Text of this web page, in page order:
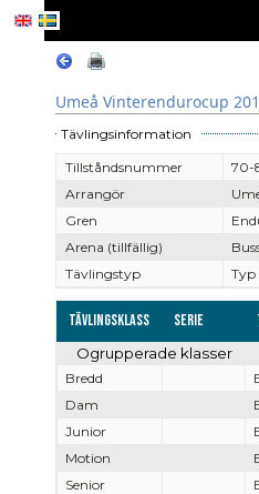
Umeå Vinterendurocup
Tävlingsinformation
Tillståndsnummer
70-
Arrangör
Gren
Arena (tillfällig)
Tävlingstyp
Typ
Tävlingsklass Serie
Ogrupperade klasser
Bredd
Dam
Junior
Motion
Senior